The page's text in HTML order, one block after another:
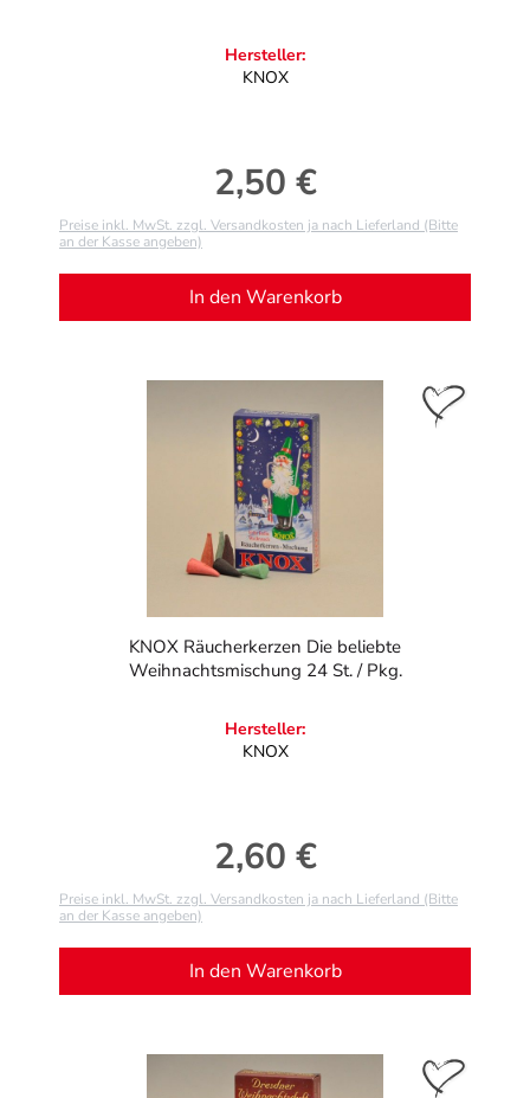
Hersteller:
KNOX
Regulärer Preis:
2,50 €
Preise inkl. MwSt. zzgl. Versandkosten ja nach Lieferland (Bitte
an der Kasse angeben)
In den Warenkorb
KNOX Räucherkerzen Die beliebte
Weihnachtsmischung 24 St. / Pkg.
Hersteller:
KNOX
Regulärer Preis:
2,60 €
Preise inkl. MwSt. zzgl. Versandkosten ja nach Lieferland (Bitte
an der Kasse angeben)
In den Warenkorb